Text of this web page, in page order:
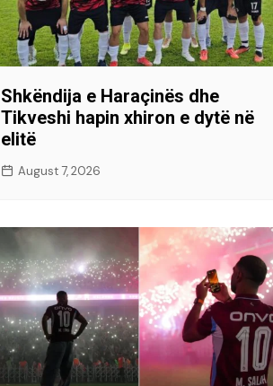
Shkëndija e Haraçinës dhe
Tikveshi hapin xhiron e dytë në
elitë
August 7, 2026